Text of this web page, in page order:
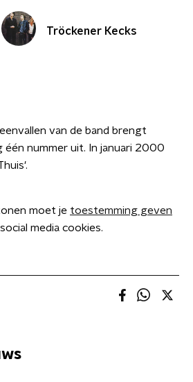
Tröckener Kecks
van de band brengt
één nummer uit. In januari 2000
moet je toestemming geven
media cookies.